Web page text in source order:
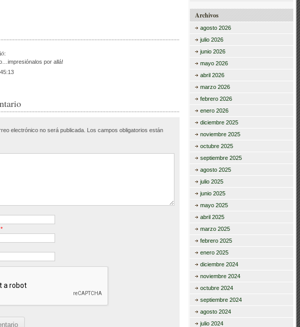
tir
por allá!
electrónico no será publicada. Los campos obligatorios están
*
Archivos
agosto 2026
julio 2026
junio 2026
mayo 2026
abril 2026
marzo 2026
febrero 2026
enero 2026
diciembre 2025
noviembre 2025
octubre 2025
septiembre 2025
agosto 2025
julio 2025
junio 2025
mayo 2025
abril 2025
marzo 2025
febrero 2025
enero 2025
diciembre 2024
noviembre 2024
octubre 2024
septiembre 2024
agosto 2024
julio 2024